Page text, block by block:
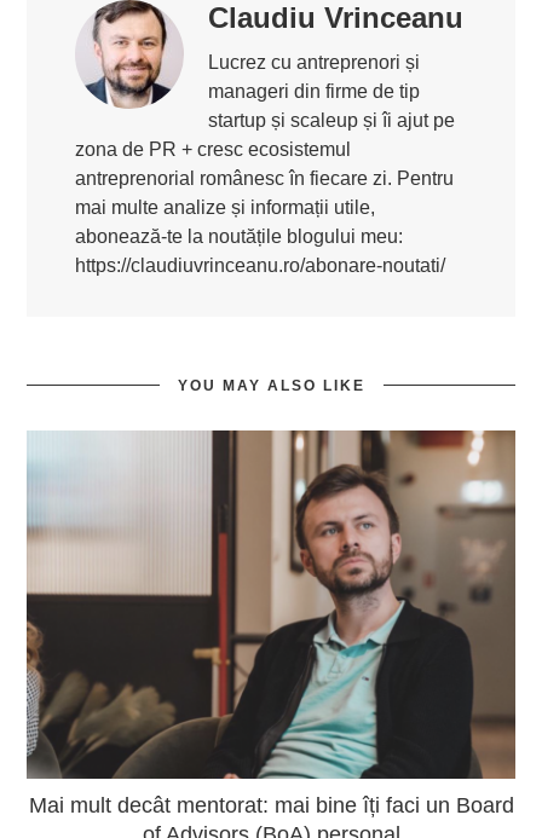
Claudiu Vrinceanu
Lucrez cu antreprenori și
manageri din firme de tip
startup și scaleup și îi ajut pe
zona de PR + cresc ecosistemul
antreprenorial românesc în fiecare zi. Pentru
mai multe analize și informații utile,
abonează-te la noutățile blogului meu:
https://claudiuvrinceanu.ro/abonare-noutati/
YOU MAY ALSO LIKE
Mai mult decât mentorat: mai bine îți faci un Board